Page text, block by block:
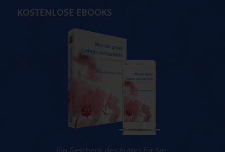
KOSTENLOSE EBOOKS